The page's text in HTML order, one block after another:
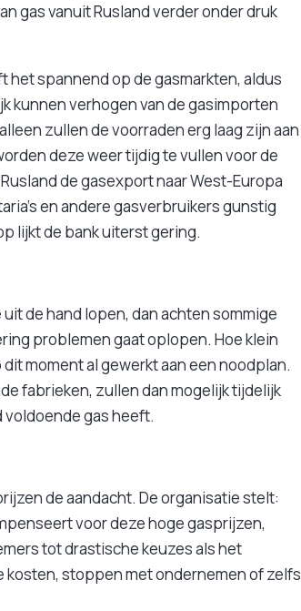
gas vanuit Rusland verder onder druk
het spannend op de gasmarkten, aldus
kunnen verhogen van de gasimporten
zullen de voorraden erg laag zijn aan
deze weer tijdig te vullen voor de
de gasexport naar West-Europa
en andere gasverbruikers gunstig
lijkt de bank uiterst gering.
de hand lopen, dan achten sommige
problemen gaat oplopen. Hoe klein
moment al gewerkt aan een noodplan.
fabrieken, zullen dan mogelijk tijdelijk
gas heeft.
de aandacht. De organisatie stelt:
voor deze hoge gasprijzen,
tot drastische keuzes als het
stoppen met ondernemen of zelfs